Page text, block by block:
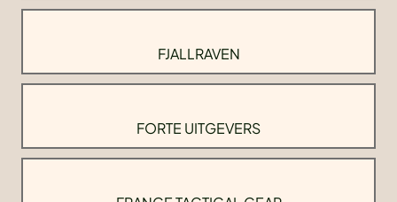
FJALLRAVEN
FORTE UITGEVERS